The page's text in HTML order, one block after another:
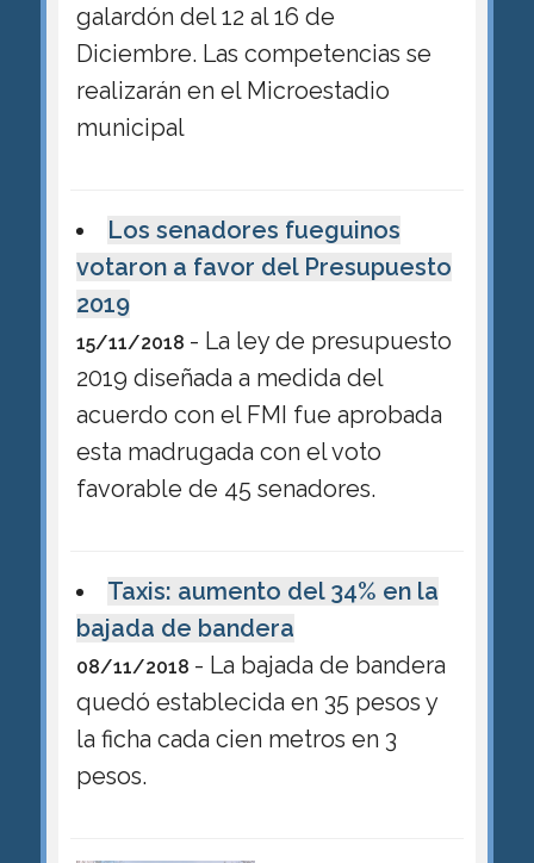
galardón del 12 al 16 de
Diciembre. Las competencias se
realizarán en el Microestadio
municipal
Los senadores fueguinos
votaron a favor del Presupuesto
2019
15/11/2018 - La ley de presupuesto
2019 diseñada a medida del
acuerdo con el FMI fue aprobada
esta madrugada con el voto
favorable de 45 senadores.
Taxis: aumento del 34% en la
bajada de bandera
08/11/2018 - La bajada de bandera
quedó establecida en 35 pesos y
la ficha cada cien metros en 3
pesos.